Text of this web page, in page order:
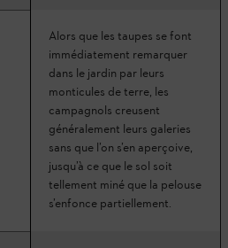
Alors que les taupes se font
immédiatement remarquer
dans le jardin par leurs
monticules de terre, les
campagnols creusent
généralement leurs galeries
sans que l’on s’en aperçoive,
jusqu’à ce que le sol soit
tellement miné que la pelouse
s’enfonce partiellement.